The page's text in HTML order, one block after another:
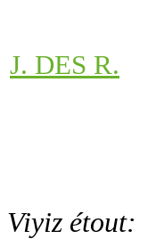
J. DES R.
Viyiz étout: